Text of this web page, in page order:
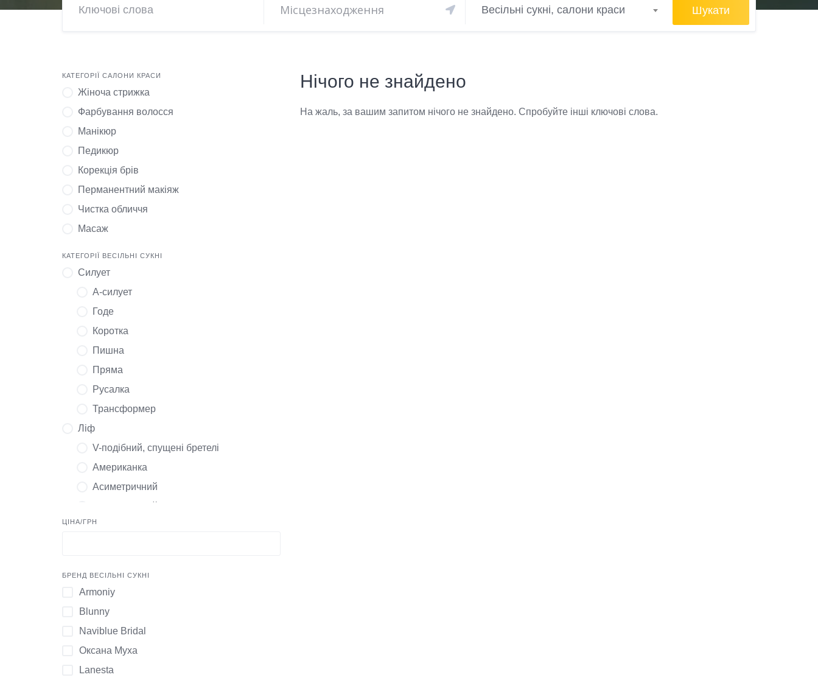
Весільні сукні, салони краси Шукати
КАТЕГОРІЇ САЛОНИ КРАСИ
Жіноча стрижка
Фарбування волосся
Манікюр
Педикюр
Корекція брів
Перманентний макіяж
Чистка обличчя
Масаж
КАТЕГОРІЇ ВЕСІЛЬНІ СУКНІ
Силует
А-силует
Годе
Коротка
Пишна
Пряма
Русалка
Трансформер
Ліф
V-подібний, спущені бретелі
Американка
Асиметричний
Відкриті плечі, довгі рукава
ЦІНА/ГРН
БРЕНД ВЕСІЛЬНІ СУКНІ
Armoniy
Blunny
Naviblue Bridal
Оксана Муха
Lanesta
Нічого не знайдено
На жаль, за вашим запитом нічого не знайдено. Спробуйте інші ключові слова.